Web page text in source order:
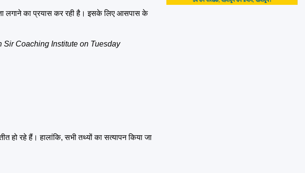
लगाने का प्रयास कर रही है। इसके लिए आसपास के
Coaching Institute on Tuesday
हो रहे हैं। हालांकि, सभी तथ्यों का सत्यापन किया जा